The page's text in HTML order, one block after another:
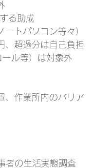
る助成
トパソコン等々）
超過分は自己負担
ル等）は対象外
、作業所内のバリア
者の生活実態調査